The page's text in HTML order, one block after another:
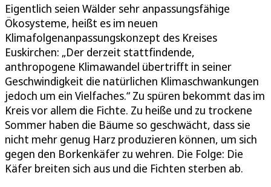
Eigentlich seien Wälder sehr anpassungsfähige
Ökosysteme, heißt es im neuen
Klimafolgenanpassungskonzept des Kreises
Euskirchen: „Der derzeit stattfindende,
anthropogene Klimawandel übertrifft in seiner
Geschwindigkeit die natürlichen Klimaschwankungen
jedoch um ein Vielfaches.“ Zu spüren bekommt das im
Kreis vor allem die Fichte. Zu heiße und zu trockene
Sommer haben die Bäume so geschwächt, dass sie
nicht mehr genug Harz produzieren können, um sich
gegen den Borkenkäfer zu wehren. Die Folge: Die
Käfer breiten sich aus und die Fichten sterben ab.